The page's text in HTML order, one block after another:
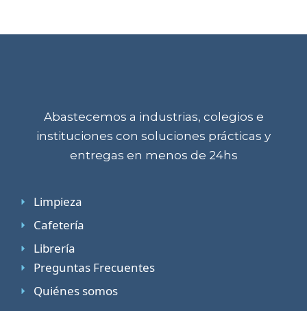
Abastecemos a industrias, colegios e
instituciones con soluciones prácticas y
entregas en menos de 24hs
Limpieza
Cafetería
Librería
Preguntas Frecuentes
Quiénes somos